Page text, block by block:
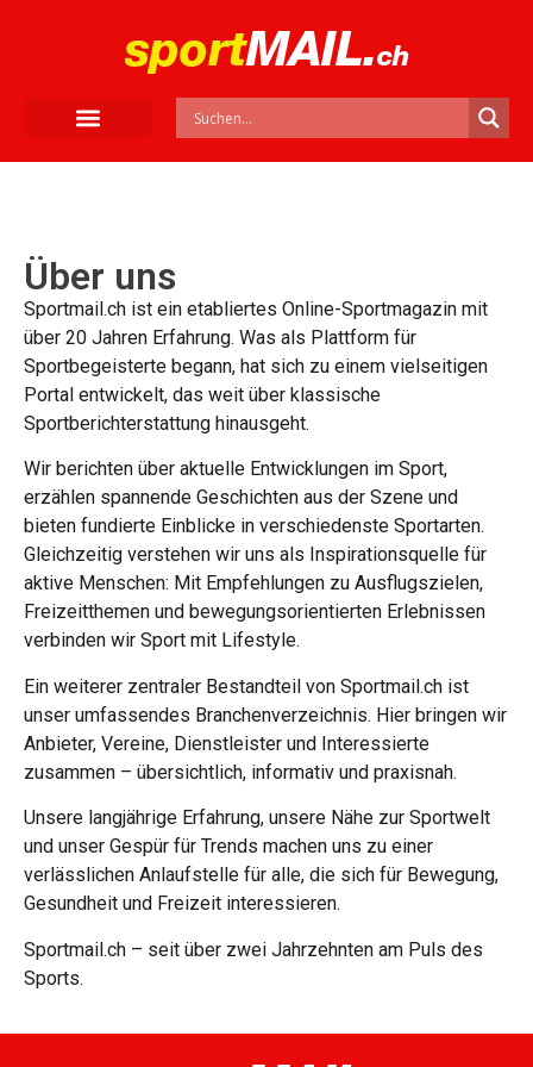
Über uns
Sportmail.ch ist ein etabliertes Online-Sportmagazin mit
über 20 Jahren Erfahrung. Was als Plattform für
Sportbegeisterte begann, hat sich zu einem vielseitigen
Portal entwickelt, das weit über klassische
Sportberichterstattung hinausgeht.
Wir berichten über aktuelle Entwicklungen im Sport,
erzählen spannende Geschichten aus der Szene und
bieten fundierte Einblicke in verschiedenste Sportarten.
Gleichzeitig verstehen wir uns als Inspirationsquelle für
aktive Menschen: Mit Empfehlungen zu Ausflugszielen,
Freizeitthemen und bewegungsorientierten Erlebnissen
verbinden wir Sport mit Lifestyle.
Ein weiterer zentraler Bestandteil von Sportmail.ch ist
unser umfassendes Branchenverzeichnis. Hier bringen wir
Anbieter, Vereine, Dienstleister und Interessierte
zusammen – übersichtlich, informativ und praxisnah.
Unsere langjährige Erfahrung, unsere Nähe zur Sportwelt
und unser Gespür für Trends machen uns zu einer
verlässlichen Anlaufstelle für alle, die sich für Bewegung,
Gesundheit und Freizeit interessieren.
Sportmail.ch – seit über zwei Jahrzehnten am Puls des
Sports.